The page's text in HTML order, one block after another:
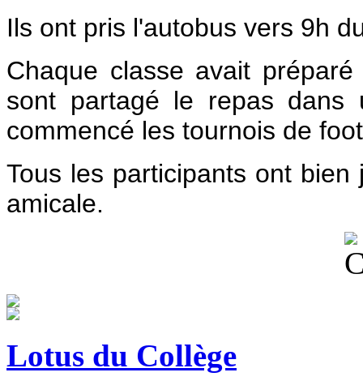
Ils ont pris l'autobus vers 9h
Chaque classe avait
sont partagé le repas dans
commencé les tournois de
Tous les participants ont
amicale.
Lotus du Collège